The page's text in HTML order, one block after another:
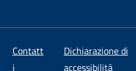
Contatt
i
Dichiarazione di
accessibilità